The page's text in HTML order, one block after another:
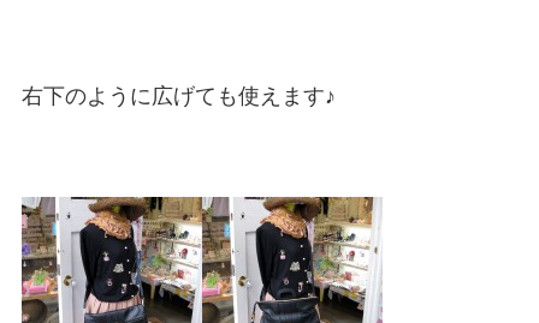
右下のように広げても使えます♪